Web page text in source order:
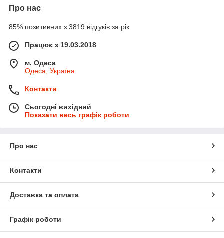
Про нас
85% позитивних з 3819 відгуків за рік
Працює з 19.03.2018
м. Одеса
Одеса, Україна
Контакти
Сьогодні вихідний
Показати весь графік роботи
Про нас
Контакти
Доставка та оплата
Графік роботи